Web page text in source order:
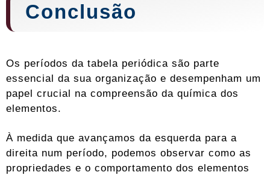
Conclusão
Os períodos da tabela periódica são parte
essencial da sua organização e desempenham um
papel crucial na compreensão da química dos
elementos.
À medida que avançamos da esquerda para a
direita num período, podemos observar como as
propriedades e o comportamento dos elementos